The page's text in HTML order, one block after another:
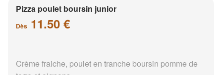
Pizza poulet boursin junior
Dès 11.50 €
Crème fraiche, poulet en tranche boursin pomme de